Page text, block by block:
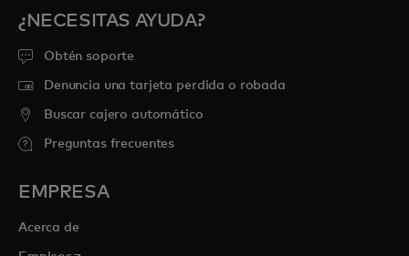
¿NECESITAS AYUDA?
Obtén soporte
Denuncia una tarjeta perdida o robada
Buscar cajero automático
Preguntas frecuentes
EMPRESA
Acerca de